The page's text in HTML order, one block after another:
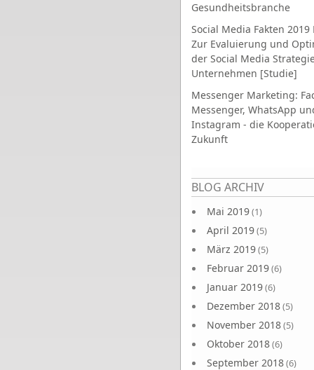
Gesundheitsbranche
Social Media Fakten 2019
Zur Evaluierung und
der Social Media
Unternehmen [Studie]
Messenger Marketing:
Messenger, WhatsApp
Instagram - die
Zukunft
BLOG ARCHIV
Mai 2019(1)
April 2019(5)
März 2019(5)
Februar 2019(6)
Januar 2019(6)
Dezember 2018(5)
November 2018(5)
Oktober 2018(6)
September 2018(6)
Seiten